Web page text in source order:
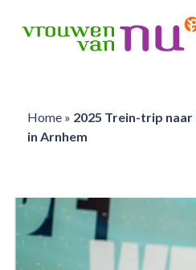
Home» 2025 Trein-trip
in Arnhem